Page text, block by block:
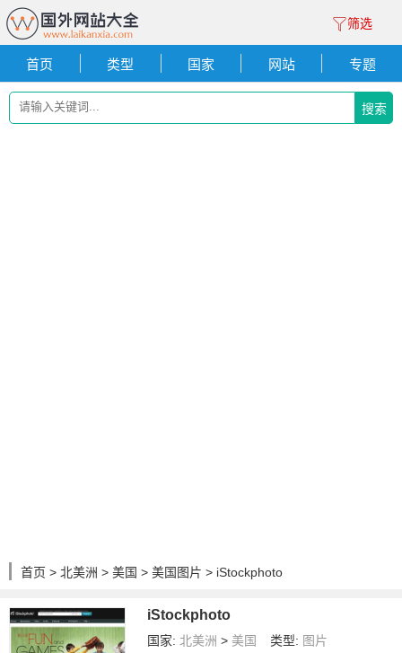
筛选
首页 类型 国家 网站 专题
搜索
首页 > 北美洲 > 美国 > 美国图片 > iStockphoto
iStockphoto
国家: 北美洲 > 美国 类型: 图片